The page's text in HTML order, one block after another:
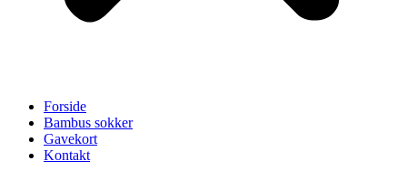
Forside
Bambus sokker
Gavekort
Kontakt